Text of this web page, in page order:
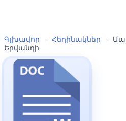
Գլխավոր › Հեղինակներ ›
Երվանդի